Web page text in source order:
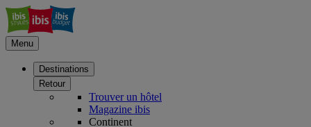
Menu
Destinations
Retour
Trouver un hôtel
Magazine ibis
Continent